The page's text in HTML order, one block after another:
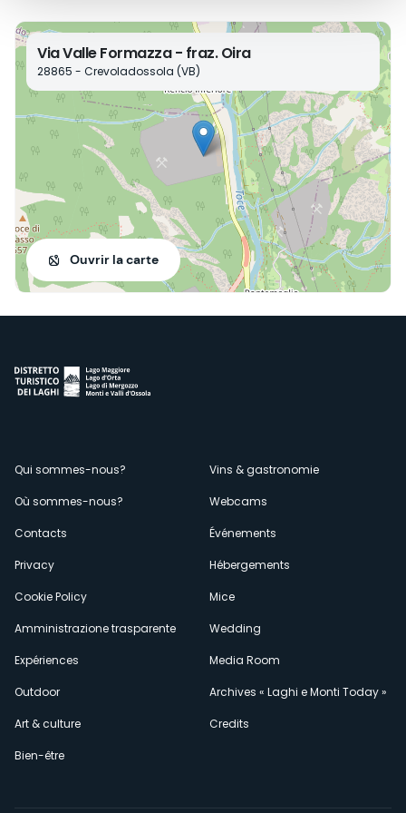
Via Valle Formazza - fraz. Oira
28865 - Crevoladossola (VB)
Ouvrir la carte
Menù
secondario
Qui sommes-nous?
Où sommes-nous?
Contacts
Privacy
Cookie Policy
Amministrazione trasparente
Expériences
Outdoor
Art & culture
Bien-être
Vins & gastronomie
Webcams
Événements
Hébergements
Mice
Wedding
Media Room
Archives « Laghi e Monti Today »
Credits